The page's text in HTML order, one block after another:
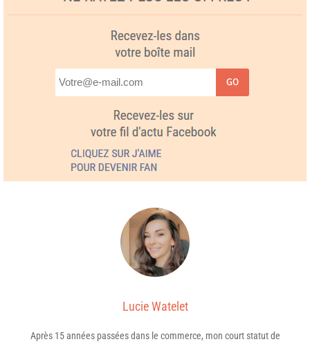
GO
Lucie Watelet
Après 15 années passées dans le commerce, mon court statut de